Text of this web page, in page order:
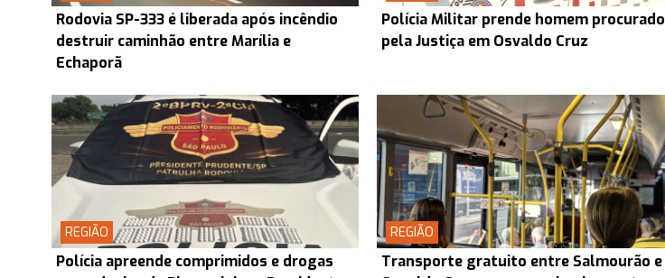
Rodovia SP-333 é liberada após incêndio
destruir caminhão entre Marília e
Echaporã
Polícia Militar prende homem procurado
pela Justiça em Osvaldo Cruz
REGIÃO
Polícia apreende comprimidos e drogas
REGIÃO
Transporte gratuito entre Salmourão e